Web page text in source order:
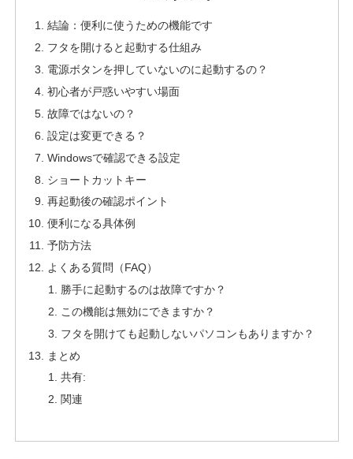
結論：便利に使うための機能です
フタを開けると起動する仕組み
電源ボタンを押していないのに起動するの？
初心者が戸惑いやすい場面
故障ではないの？
設定は変更できる？
Windowsで確認できる設定
ショートカットキー
再起動後の確認ポイント
便利になる具体例
予防方法
よくある質問（FAQ）
勝手に起動するのは故障ですか？
この機能は無効にできますか？
フタを開けても起動しないパソコンもありますか？
まとめ
共有:
関連